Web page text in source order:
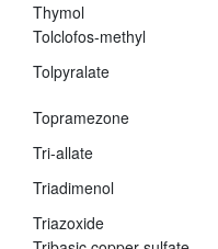
Thymol
Tolclofos-methyl
Tolpyralate
Topramezone
Tri-allate
Triadimenol
Triazoxide